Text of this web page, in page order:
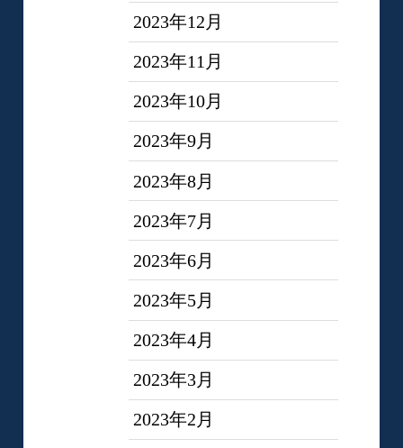
2023年12月
2023年11月
2023年10月
2023年9月
2023年8月
2023年7月
2023年6月
2023年5月
2023年4月
2023年3月
2023年2月